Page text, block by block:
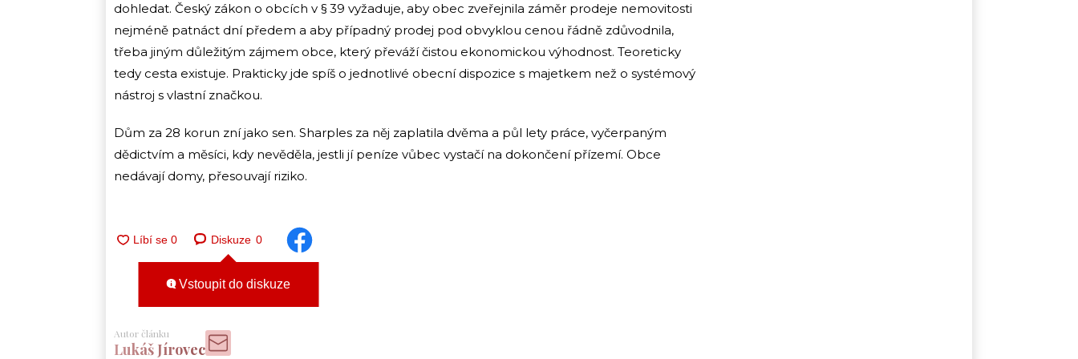
dohledat. Český zákon o obcích v § 39 vyžaduje, aby obec zveřejnila záměr prodeje nemovitosti
nejméně patnáct dní předem a aby případný prodej pod obvyklou cenou řádně zdůvodnila,
třeba jiným důležitým zájmem obce, který převáží čistou ekonomickou výhodnost. Teoreticky
tedy cesta existuje. Prakticky jde spíš o jednotlivé obecní dispozice s majetkem než o systémový
nástroj s vlastní značkou.
Dům za 28 korun zní jako sen. Sharples za něj zaplatila dvěma a půl lety práce, vyčerpaným
dědictvím a měsíci, kdy nevěděla, jestli jí peníze vůbec vystačí na dokončení přízemí. Obce
nedávají domy, přesouvají riziko.
Diskuze 0
Vstoupit do diskuze
Autor článku
Lukáš Jírovec